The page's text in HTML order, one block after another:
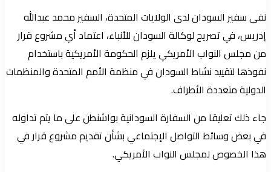
نفى سفير السودان لدى الولايات المتحدة، السفير محمد عبدالله
إدريس، في تصريح لوكالة السودان للأنباء، اعتماد أي مشروع قرار
من مجلس النواب الأمريكي يلزم الحكومة الأمريكية باستخدام
نفوذها لتقييد نشاط السودان في منظمة الأمم المتحدة والمنظمات
الدولية متعددة الأطراف.
جاء ذلك تعليقا من السفارة السودانية بواشنطن على ما يتم تداوله
في بعض وسائط التواصل الإجتماعي بشأن تقديم مشروع قرار في
هذا الخصوص لمجلس النواب الأمريكي.